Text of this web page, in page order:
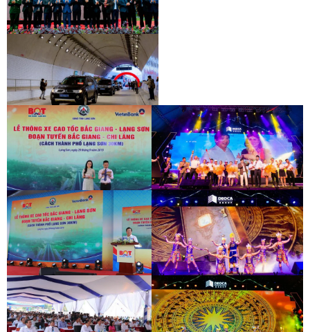
KHÁNH THÀNH HẦM HẢI VÂN 2
KHÁNH THÀNH HẦM HẢI VÂN 2
KHÁNH THÀNH HẦM HẢI VÂN 2
LỄ THÔNG XE CAO TỐC BẮC GIANG -
LẠNG SƠN
LỄ THÔNG XE CAO TỐC BẮC GIANG -
HỘI THI TIẾNG HÁT NGƯỜI LAO ĐỘNG
ĐÈO CẢ
HỘI THI TIẾNG HÁT NGƯỜI LAO ĐỘNG